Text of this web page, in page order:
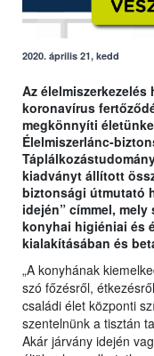
2020. április 21, kedd
Az
koronavírus
megkönnyíti
Élelmiszerlánc-
kiadványt állított
biztonsági útmutató
idején” címmel,
konyhai higiéniai és
kialakításában és
„A konyhának
szó főzésről,
családi élet központi
szentelnünk a tisztán
Akár járvány idején